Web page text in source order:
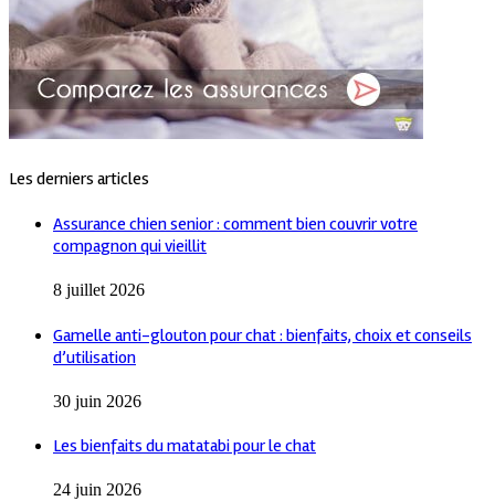
Les derniers articles
Assurance chien senior : comment bien couvrir votre
compagnon qui vieillit
8 juillet 2026
Gamelle anti-glouton pour chat : bienfaits, choix et conseils
d’utilisation
30 juin 2026
Les bienfaits du matatabi pour le chat
24 juin 2026